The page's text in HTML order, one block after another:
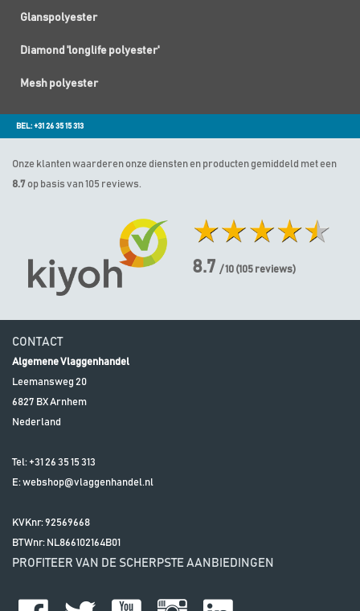
Glanspolyester
Diamond 'longlife polyester'
Mesh polyester
BEL: +31 26 35 15 313
Onze klanten waarderen onze diensten en producten gemiddeld met een
8.7 op basis van 105 reviews.
8.7 / 10 (105 reviews)
CONTACT
Algemene Vlaggenhandel
Leemansweg 20
6827 BXArnhem
Nederland
Tel: +31 26 35 15 313
E:webshop@vlaggenhandel.nl
KVKnr: 92569668
BTWnr: NL866102164B01
PROFITEER VAN DE SCHERPSTE AANBIEDINGEN